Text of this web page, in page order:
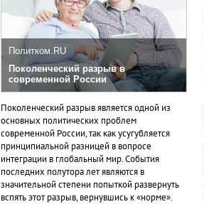
Политком.RU
Поколенческий разрыв в
современной России
Поколенческий разрыв является одной из
основных политических проблем
современной России, так как усугубляется
принципиальной разницей в вопросе
интеграции в глобальный мир. События
последних полутора лет являются в
значительной степени попыткой развернуть
вспять этот разрыв, вернувшись к «норме».